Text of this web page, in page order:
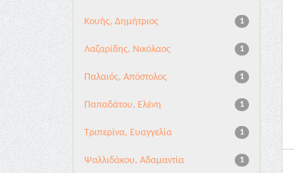
1
Κουής, Δημήτριος
1
Λαζαρίδης, Νικόλαος
1
Παλαιός, Απόστολος
1
Παπαδάτου, Ελένη
1
Τριπερίνα, Ευαγγελία
1
Ψαλλιδάκου, Αδαμαντία